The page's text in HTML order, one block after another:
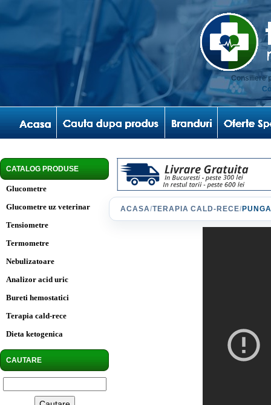
Consiliere
CATALOG PRODUSE
Glucometre
Glucometre uz veterinar
Tensiometre
Termometre
Nebulizatoare
Analizor acid uric
Bureti hemostatici
Terapia cald-rece
Dieta ketogenica
CAUTARE
ACASA/TERAPIA CALD-RECE/